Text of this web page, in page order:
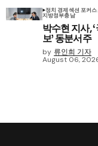
정치 경제섹션 포커스
지방정부충남
박수현 지사,
보’ 동분서주
by 류인희 기자
August 06,